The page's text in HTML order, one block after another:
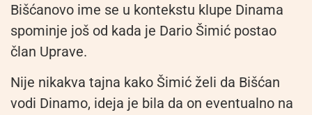
Bišćanovo ime se u kontekstu klupe Dinama
spominje još od kada je Dario Šimić postao
član Uprave.
Nije nikakva tajna kako Šimić želi da Bišćan
vodi Dinamo, ideja je bila da on eventualno na